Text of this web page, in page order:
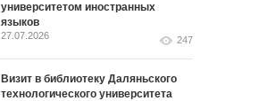
университетом иностранных
языков
27.07.2026 247
Визит в библиотеку Даляньского
технологического университета